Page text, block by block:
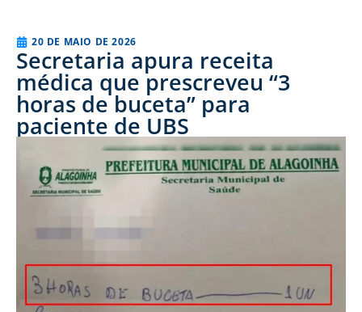
20 DE MAIO DE 2026
Secretaria apura receita
médica que prescreveu “3
horas de buceta” para
paciente de UBS